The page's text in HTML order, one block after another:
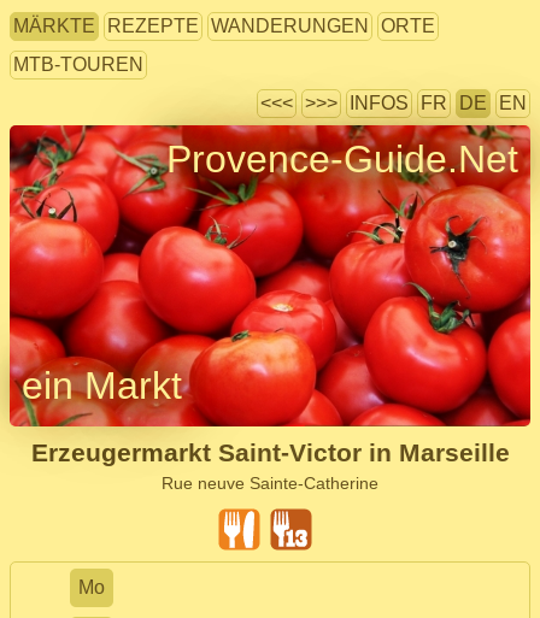
MÄRKTE REZEPTE WANDERUNGEN
ORTE
MTB-TOUREN
<<< >>> INFOS FR DE EN
Provence-Guide.Net
ein Markt
Erzeugermarkt Saint-Victor in Marseille
Rue neuve Sainte-Catherine
Mo